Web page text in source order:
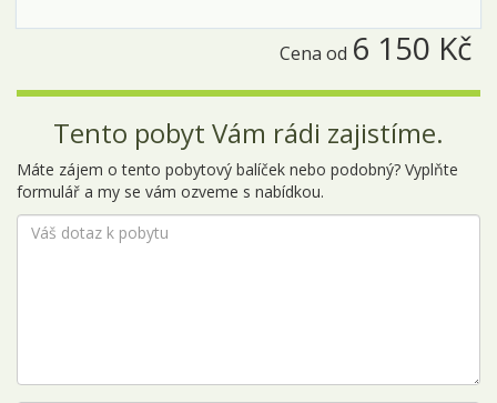
Cena od 6 150 Kč
Tento pobyt Vám rádi zajistíme.
Máte zájem o tento pobytový balíček nebo podobný? Vyplňte
formulář a my se vám ozveme s nabídkou.